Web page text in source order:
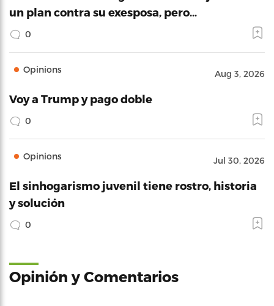
un plan contra su exesposa, pero…
0
Opinions Aug 3, 2026
Voy a Trump y pago doble
0
Opinions Jul 30, 2026
El sinhogarismo juvenil tiene rostro, historia
y solución
0
Opinión y Comentarios